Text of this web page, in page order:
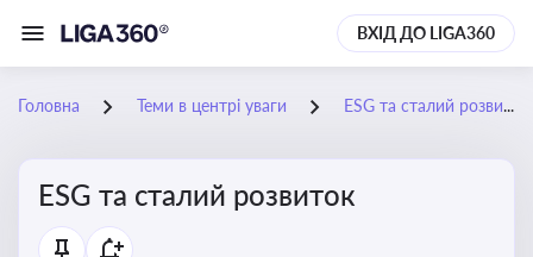
ВХІД ДО LIGA360
Головна Теми в центрі уваги ESG та сталий розвиток
ESG та сталий розвиток